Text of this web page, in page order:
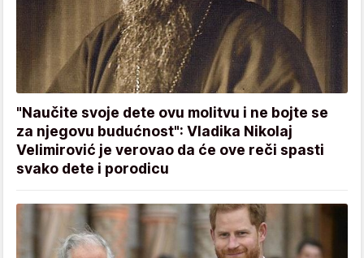
"Naučite svoje dete ovu molitvu i ne bojte se
za njegovu budućnost": Vladika Nikolaj
Velimirović je verovao da će ove reči spasti
svako dete i porodicu